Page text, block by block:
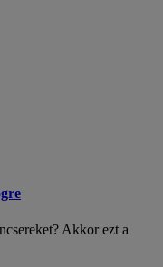
Akkor ezt a